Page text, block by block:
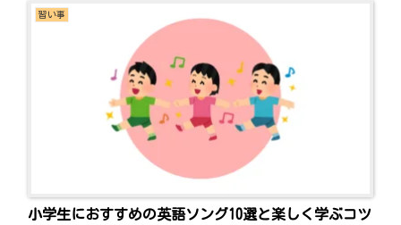
習い事
小学生におすすめの英語ソング10選と楽しく学ぶコツ